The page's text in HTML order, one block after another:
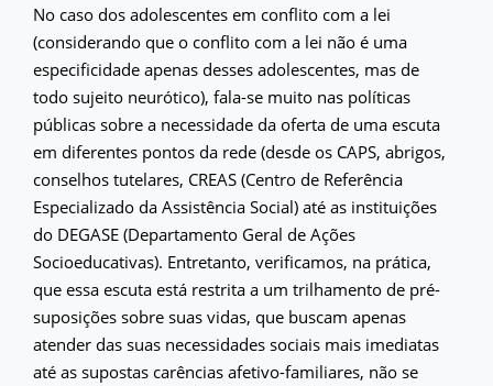
No caso dos adolescentes em conflito com a lei
(considerando que o conflito com a lei não é uma
especificidade apenas desses adolescentes, mas de
todo sujeito neurótico), fala-se muito nas políticas
públicas sobre a necessidade da oferta de uma escuta
em diferentes pontos da rede (desde os CAPS, abrigos,
conselhos tutelares, CREAS (Centro de Referência
Especializado da Assistência Social) até as instituições
do DEGASE (Departamento Geral de Ações
Socioeducativas). Entretanto, verificamos, na prática,
que essa escuta está restrita a um trilhamento de pré-
suposições sobre suas vidas, que buscam apenas
atender das suas necessidades sociais mais imediatas
até as supostas carências afetivo-familiares, não se